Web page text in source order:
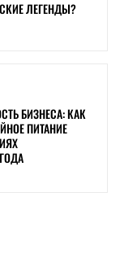
ЛЕГЕНДЫ?
БИЗНЕСА: КАК
ПИТАНИЕ